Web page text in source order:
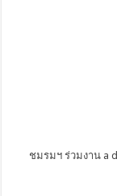
ชมรมฯ ร่วมงาน a